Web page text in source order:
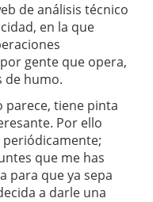
de análisis técnico
en la que
gente que opera,
de humo.
parece, tiene pinta
Por ello
que me has
para que ya sepa
a darle una